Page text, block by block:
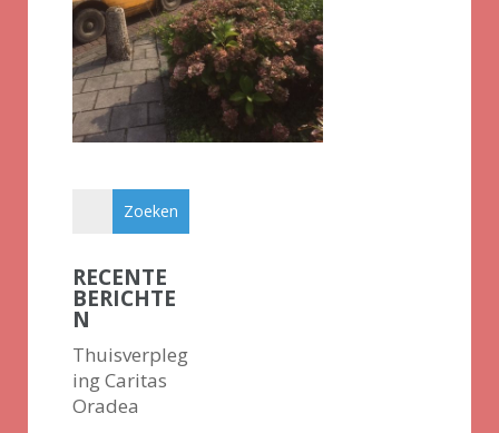
RECENTE
BERICHTE
N
Thuisverpleg
ing Caritas
Oradea